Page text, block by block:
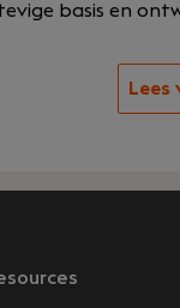
basis en
Lees